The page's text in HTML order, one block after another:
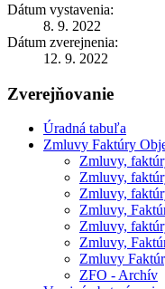
Dátum vystavenia:
8. 9. 2022
Dátum zverejnenia:
12. 9. 2022
Zverejňovanie
Úradná tabuľa
Zmluvy Faktúry
Zmluvy,
Zmluvy,
Zmluvy,
Zmluvy,
Zmluvy,
Zmluvy,
Zmluvy
ZFO - Archív